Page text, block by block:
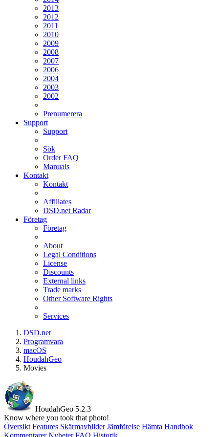
2013
2012
2011
2010
2009
2008
2007
2006
2004
2003
2002
Prenumerera
Support
Support
Sök
Order FAQ
Manuals
Kontakt
Kontakt
Affiliates
DSD.net Radar
Företag
Företag
About
Legal Conditions
License
Discounts
External links
Trade marks
Other Software Rights
Services
DSD.net
Programvara
macOS
HoudahGeo
Movies
HoudahGeo 5.2.3
Know where you took that photo!
Översikt Features Skärmavbilder Jämförelse Hämta Handbok
Kommentarer Nyheter FAQ Historik